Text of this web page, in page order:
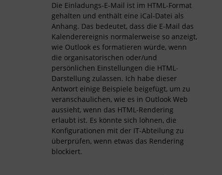
Die Einladungs-E-Mail ist im HTML-Format
gehalten und enthält eine iCal-Datei als
Anhang. Das bedeutet, dass die E-Mail das
Kalenderereignis normalerweise so anzeigt,
wie Outlook es formatieren würde, wenn
die organisatorischen oder/und
persönlichen Einstellungen die HTML-
Darstellung zulassen. Ich habe dieser
Antwort einige Beispiele beigefügt, um zu
veranschaulichen, wie es in Outlook Web
aussieht, wenn das HTML-Rendering
erlaubt ist. Es könnte sich lohnen, die
Konfigurationen mit der IT-Abteilung zu
überprüfen, wenn etwas das Rendering
blockiert.